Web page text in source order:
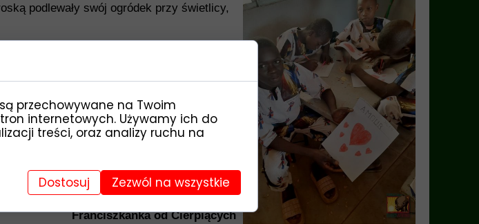
podlewały swój ogródek przy świetlicy,
spotkań oraz "wypadów
wszystkich zakamarków swojej wioski :)
za świadczoną pomoc dzieciom
w Was podporę i zaplecze.
dzięki Wam, Drodzy z Fundacji.
Franciszkanka od Cierpiących
przechowywane na Twoim
internetowych. Używamy ich do
treści, oraz analizy ruchu na
Dostosuj Zezwól na wszystkie